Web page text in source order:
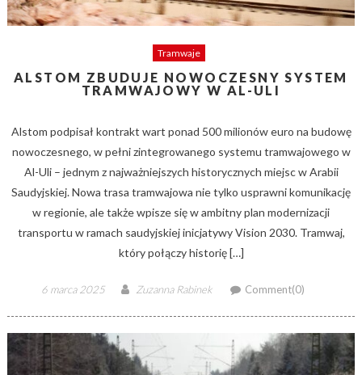
Tramwaje
ALSTOM ZBUDUJE NOWOCZESNY SYSTEM
TRAMWAJOWY W AL-ULI
Alstom podpisał kontrakt wart ponad 500 milionów euro na budowę
nowoczesnego, w pełni zintegrowanego systemu tramwajowego w
Al-Uli – jednym z najważniejszych historycznych miejsc w Arabii
Saudyjskiej. Nowa trasa tramwajowa nie tylko usprawni komunikację
w regionie, ale także wpisze się w ambitny plan modernizacji
transportu w ramach saudyjskiej inicjatywy Vision 2030. Tramwaj,
który połączy historię […]
Posted
6 marca 2025 Author
Zuzanna Rabinek Comment(0)